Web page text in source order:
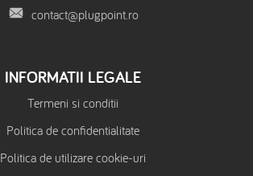
contact@plugpoint.ro
INFORMATII LEGALE
Termeni si conditii
Politica de confidentialitate
Politica de utilizare cookie-uri